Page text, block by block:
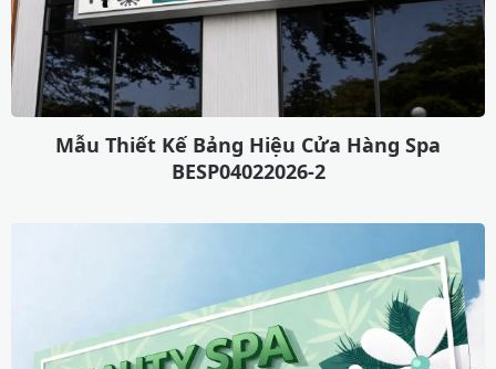
Mẫu Thiết Kế Bảng Hiệu Cửa Hàng Spa
BESP04022026-2